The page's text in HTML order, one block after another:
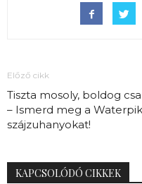
Előző cikk
Tiszta mosoly, boldog
– Ismerd meg a Waterpik
szájzuhanyokat!
KAPCSOLÓDÓ CIKKEK